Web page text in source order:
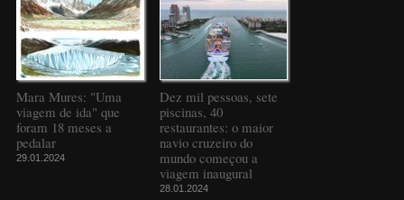
Mara Mures: "Uma
viagem de ida" que
foram 18 meses a
pedalar
29.01.2024
Dez mil pessoas, sete
piscinas, 40
restaurantes: o maior
navio cruzeiro do
mundo começou a
viagem inaugural
28.01.2024